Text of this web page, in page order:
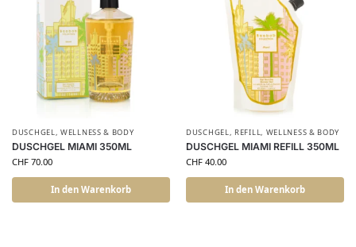
DUSCHGEL,WELLNESS & BODY
DUSCHGEL MIAMI 350ML
CHF 70.00
In den Warenkorb
DUSCHGEL, REFILL, WELLNESS & BODY
DUSCHGEL MIAMI REFILL 350ML
CHF 40.00
In den Warenkorb